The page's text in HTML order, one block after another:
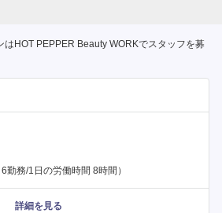
はHOT PEPPER Beauty WORKでスタッフを募
勤務/1日の労働時間 8時間）
詳細を見る